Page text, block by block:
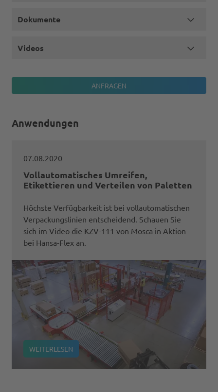
Dokumente
Videos
Anwendungen
07.08.2020
Vollautomatisches Umreifen,
Etikettieren und Verteilen von Paletten
Höchste Verfügbarkeit ist bei vollautomatischen
Verpackungslinien entscheidend. Schauen Sie
sich im Video die KZV-111 von Mosca in Aktion
bei Hansa-Flex an.
WEITERLESEN